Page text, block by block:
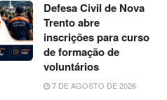
Defesa Civil de Nova
Trento abre
inscrições para curso
de formação de
voluntários
7 DE AGOSTO DE 2026